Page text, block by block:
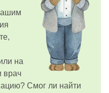
на
врач
Смог ли найти